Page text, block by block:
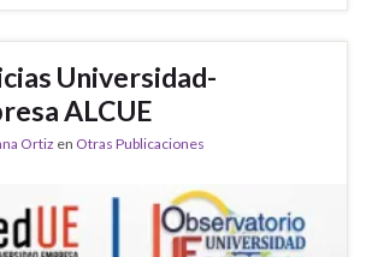
Universidad-
ALCUE
Ortiz en Otras Publicaciones